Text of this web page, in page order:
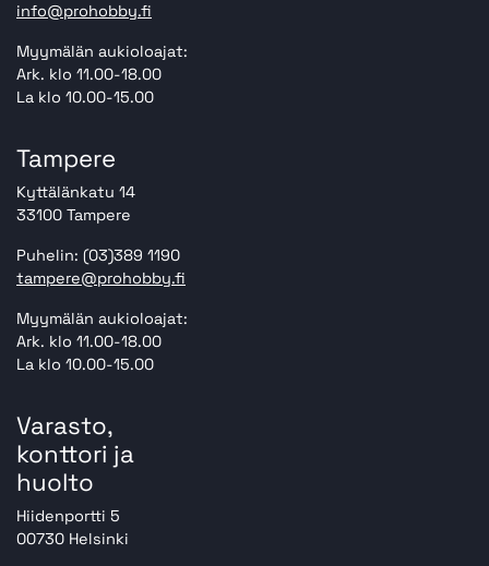
info@prohobby.fi
Myymälän aukioloajat:
Ark. klo 11.00-18.00
La klo 10.00-15.00
Tampere
Kyttälänkatu 14
33100 Tampere
Puhelin: (03)389 1190
tampere@prohobby.fi
Myymälän aukioloajat:
Ark. klo 11.00-18.00
La klo 10.00-15.00
Varasto,
konttori ja
huolto
Hiidenportti 5
00730 Helsinki